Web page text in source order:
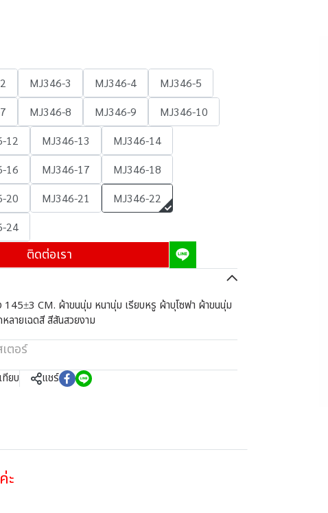
MJ346-3 MJ346-4
MJ346-5
MJ346-8 MJ346-9
MJ346-10
12 MJ346-13
MJ346-14
16 MJ346-17
MJ346-18
20 MJ346-21
MJ346-22
24
ติดต่อเรา
CM. ผ้าขนนุ่ม หนานุ่ม เรียบหรู ผ้าบุโซฟา ผ้าขนนุ่ม
ลายเฉดสี สีสันสวยงาม
ตอร์
ทียบ แชร์
ะ